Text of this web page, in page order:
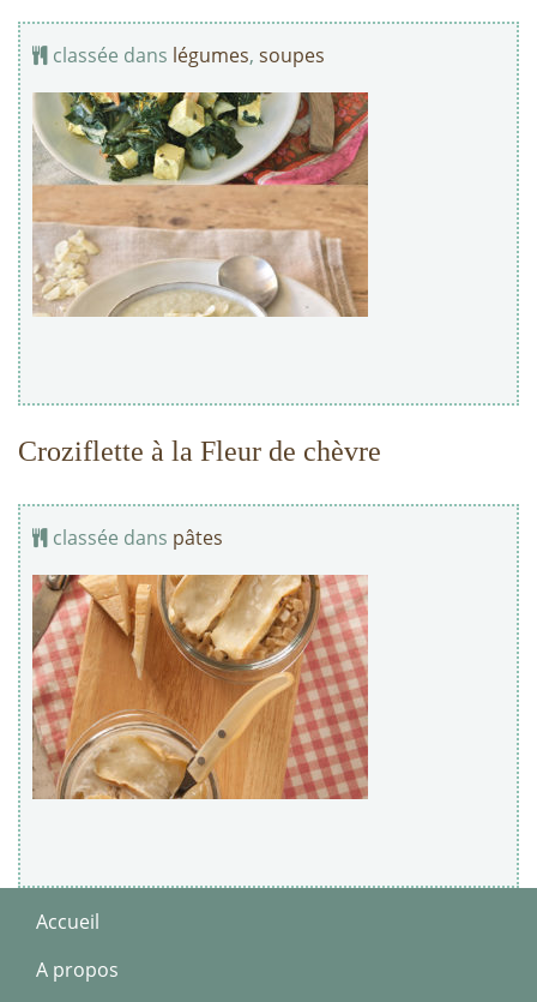
classée dans légumes, soupes
Croziflette à la Fleur de chèvre
classée dans pâtes
Accueil
A propos